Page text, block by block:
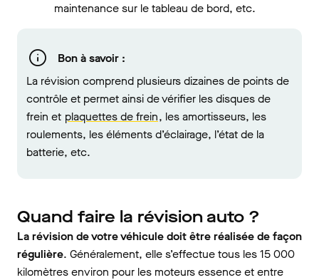
maintenance sur le tableau de bord, etc.
Bon à savoir :
La révision comprend plusieurs dizaines de points de
contrôle et permet ainsi de vérifier les disques de
frein et plaquettes de frein, les amortisseurs, les
roulements, les éléments d’éclairage, l’état de la
batterie, etc.
Quand faire la révision auto ?
La révision de votre véhicule doit être réalisée de façon
régulière. Généralement, elle s’effectue tous les 15 000
kilomètres environ pour les moteurs essence et entre